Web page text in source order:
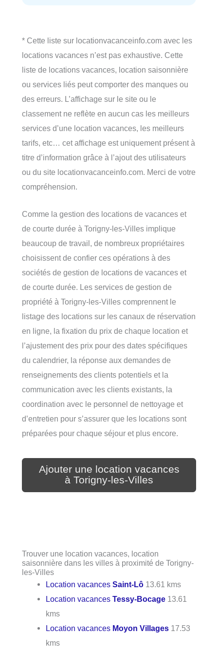
* Cette liste sur locationvacanceinfo.com avec les
locations vacances n’est pas exhaustive. Cette
liste de locations vacances, location saisonnière
ou services liés peut comporter des manques ou
des erreurs. L’affichage sur le site ou le
classement ne reflète en aucun cas les meilleurs
services d’une location vacances, les meilleurs
tarifs, etc… cet affichage est uniquement présent à
titre d’information grâce à l’ajout des utilisateurs
ou du site locationvacanceinfo.com. Merci de votre
compréhension.
Comme la gestion des locations de vacances et
de courte durée à Torigny-les-Villes implique
beaucoup de travail, de nombreux propriétaires
choisissent de confier ces opérations à des
sociétés de gestion de locations de vacances et
de courte durée. Les services de gestion de
propriété à Torigny-les-Villes comprennent le
listage des locations sur les canaux de réservation
en ligne, la fixation du prix de chaque location et
l’ajustement des prix pour des dates spécifiques
du calendrier, la réponse aux demandes de
renseignements des clients potentiels et la
communication avec les clients existants, la
coordination avec le personnel de nettoyage et
d’entretien pour s’assurer que les locations sont
préparées pour chaque séjour et plus encore.
Ajouter une location vacances
à Torigny-les-Villes
Trouver une location vacances, location
saisonnière dans les villes à proximité de Torigny-
les-Villes
Location vacancesSaint-Lô 13.61 kms
Location vacancesTessy-Bocage 13.61
kms
Location vacances Moyon Villages 17.53
kms